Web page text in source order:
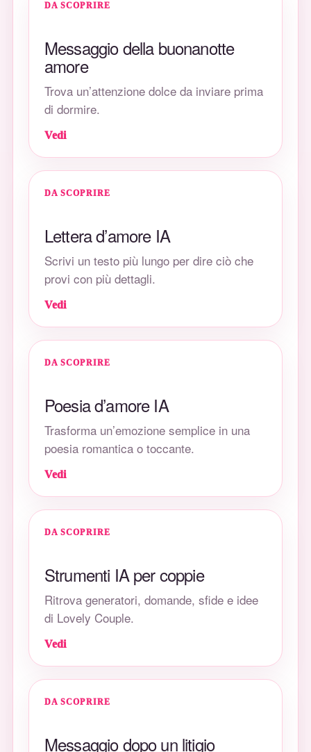
DA SCOPRIRE
Messaggio della buonanotte
amore
Trova un’attenzione dolce da inviare prima
di dormire.
Vedi
DA SCOPRIRE
Lettera d’amore IA
Scrivi un testo più lungo per dire ciò che
provi con più dettagli.
Vedi
DA SCOPRIRE
Poesia d’amore IA
Trasforma un’emozione semplice in una
poesia romantica o toccante.
Vedi
DA SCOPRIRE
Strumenti IA per coppie
Ritrova generatori, domande, sfide e idee
di Lovely Couple.
Vedi
DA SCOPRIRE
Messaggio dopo un litigio